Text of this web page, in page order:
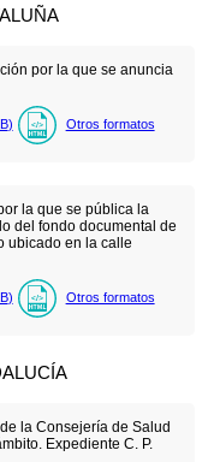
por la que se anuncia
) Otros formatos
la que se pública la
del fondo documental de
ubicado en la calle
) Otros formatos
la Consejería de Salud
Expediente C. P.